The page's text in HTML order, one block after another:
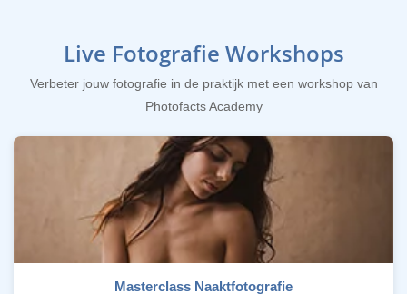
Live Fotografie Workshops
Verbeter jouw fotografie in de praktijk met een workshop van
Photofacts Academy
Masterclass Naaktfotografie